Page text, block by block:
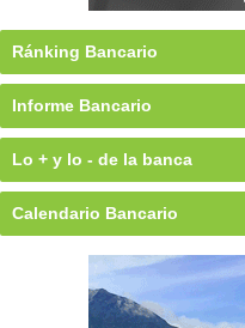
Ránking Bancario
Informe Bancario
Lo + y lo - de la banca
Calendario Bancario